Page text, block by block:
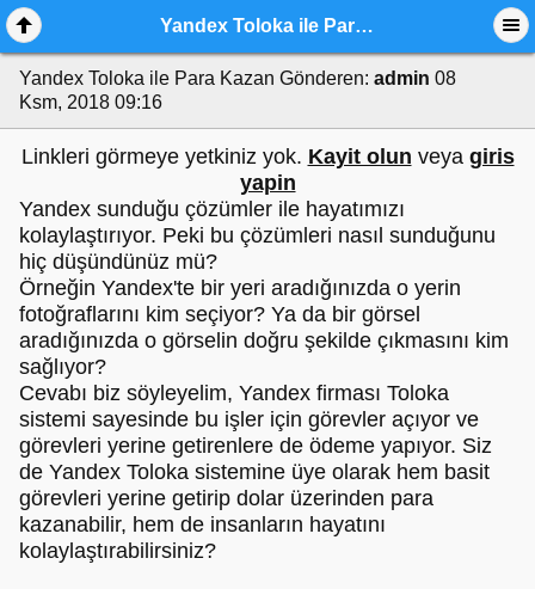
Yandex Toloka ile Para Kazan
Yandex Toloka ile Para Kazan Gönderen: admin 08
Ksm, 2018 09:16
Linkleri görmeye yetkiniz yok. Kayit olun veya giris
yapin
Yandex sunduğu çözümler ile hayatımızı
kolaylaştırıyor. Peki bu çözümleri nasıl sunduğunu
hiç düşündünüz mü?
Örneğin Yandex'te bir yeri aradığınızda o yerin
fotoğraflarını kim seçiyor? Ya da bir görsel
aradığınızda o görselin doğru şekilde çıkmasını kim
sağlıyor?
Cevabı biz söyleyelim, Yandex firması Toloka
sistemi sayesinde bu işler için görevler açıyor ve
görevleri yerine getirenlere de ödeme yapıyor. Siz
de Yandex Toloka sistemine üye olarak hem basit
görevleri yerine getirip dolar üzerinden para
kazanabilir, hem de insanların hayatını
kolaylaştırabilirsiniz?